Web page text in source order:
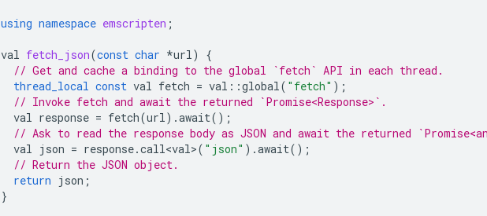
using namespace emscripten ;
val fetch_json(const char *url)
{
// Get and cache a binding to the global `fetch` API in each thread.
thread_local const val fetch = val ::global( "fetch" );
// Invoke fetch and await the returned `Promise<Response>`.
val response = fetch(url).await();
// Ask to read the response body as JSON and await the returned
val json = response.call<val>( "json" ).await();
// Return the JSON object.
return json ;
}